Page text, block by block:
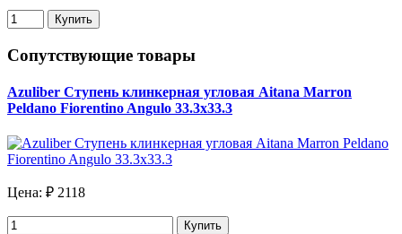
Купить
Сопутствующие товары
Azuliber Ступень клинкерная угловая Aitana Marron
Peldano Fiorentino Angulo 33.3х33.3
Цена: ₽ 2118
Купить